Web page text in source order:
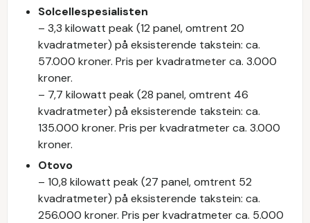
Solcellespesialisten
– 3,3 kilowatt peak (12 panel, omtrent 20
kvadratmeter) på eksisterende takstein: ca.
57.000 kroner. Pris per kvadratmeter ca. 3.000
kroner.
– 7,7 kilowatt peak (28 panel, omtrent 46
kvadratmeter) på eksisterende takstein: ca.
135.000 kroner. Pris per kvadratmeter ca. 3.000
kroner.
Otovo
– 10,8 kilowatt peak (27 panel, omtrent 52
kvadratmeter) på eksisterende takstein: ca.
256.000 kroner. Pris per kvadratmeter ca. 5.000